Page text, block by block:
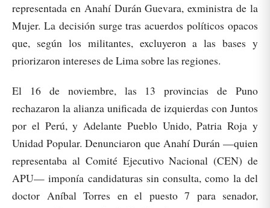
representada en Anahí Durán Guevara, exministra de la
Mujer. La decisión surge tras acuerdos políticos opacos
que, según los militantes, excluyeron a las bases y
priorizaron intereses de Lima sobre las regiones.
El 16 de noviembre, las 13 provincias de Puno
rechazaron la alianza unificada de izquierdas con Juntos
por el Perú, y Adelante Pueblo Unido, Patria Roja y
Unidad Popular. Denunciaron que Anahí Durán —quien
representaba al Comité Ejecutivo Nacional (CEN) de
APU— imponía candidaturas sin consulta, como la del
doctor Aníbal Torres en el puesto 7 para senador,